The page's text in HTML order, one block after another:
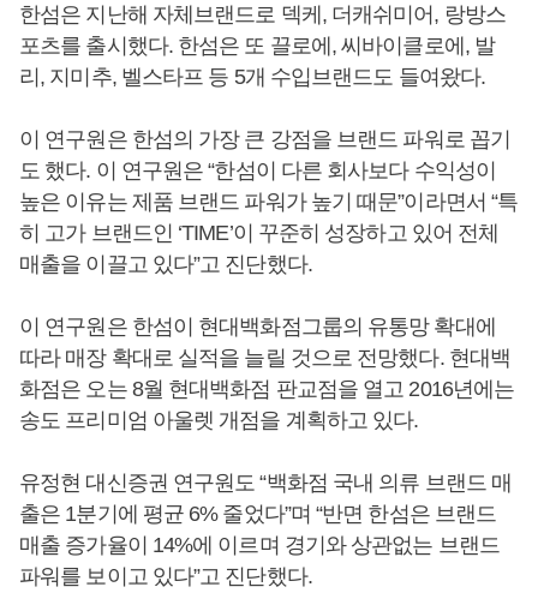
한섬은 지난해 자체브랜드로 덱케, 더캐쉬미어, 랑방스
포츠를 출시했다. 한섬은 또 끌로에, 씨바이클로에, 발
리, 지미추, 벨스타프 등 5개 수입브랜드도 들여왔다.
이 연구원은 한섬의 가장 큰 강점을 브랜드 파워로 꼽기
도 했다. 이 연구원은 “한섬이 다른 회사보다 수익성이
높은 이유는 제품 브랜드 파워가 높기 때문”이라면서 “특
히 고가 브랜드인 ‘TIME’이 꾸준히 성장하고 있어 전체
매출을 이끌고 있다”고 진단했다.
이 연구원은 한섬이 현대백화점그룹의 유통망 확대에
따라 매장 확대로 실적을 늘릴 것으로 전망했다. 현대백
화점은 오는 8월 현대백화점 판교점을 열고 2016년에는
송도 프리미엄 아울렛 개점을 계획하고 있다.
유정현 대신증권 연구원도 “백화점 국내 의류 브랜드 매
출은 1분기에 평균 6% 줄었다”며 “반면 한섬은 브랜드
매출 증가율이 14%에 이르며 경기와 상관없는 브랜드
파워를 보이고 있다”고 진단했다.